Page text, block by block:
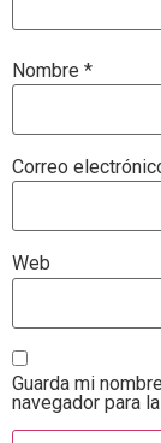
Nombre *
Correo
Web
Guarda mi
navegador para